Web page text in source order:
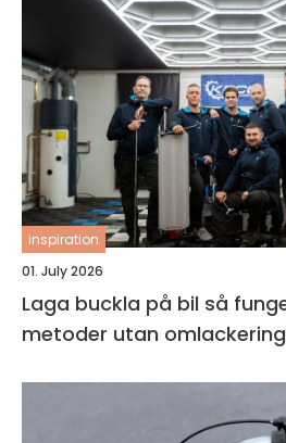
inspiration
01. July 2026
Laga buckla på bil så fungerar smarta
metoder utan omlackering